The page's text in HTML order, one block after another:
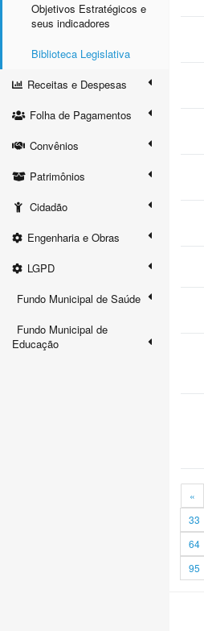
Objetivos Estratégicos e
seus indicadores
Biblioteca Legislativa
Receitas e Despesas
Folha de Pagamentos
Convênios
Patrimônios
Cidadão
Engenharia e Obras
LGPD
Fundo Municipal de Saúde
Fundo Municipal de
Educação
«
33
64
95